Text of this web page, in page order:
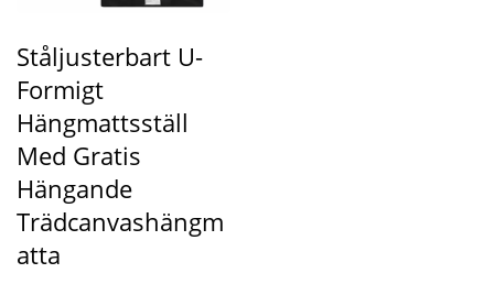
Ståljusterbart U-
Formigt
Hängmattsställ
Med Gratis
Hängande
Trädcanvashängm
Atta